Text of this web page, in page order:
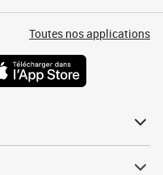
Toutes nos applications